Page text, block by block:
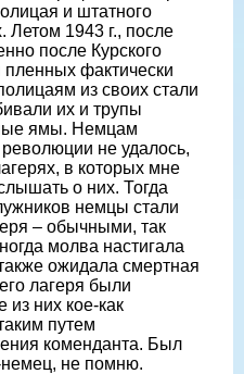
и штатного
Летом 1943 г., после
после Курского
фактически
из своих стали
их и трупы
ямы. Немцам
революции не удалось,
в которых мне
о них. Тогда
немцы стали
– обычными, так
молва настигала
ожидала смертная
лагеря были
из них кое-как
путем
коменданта. Был
не помню.